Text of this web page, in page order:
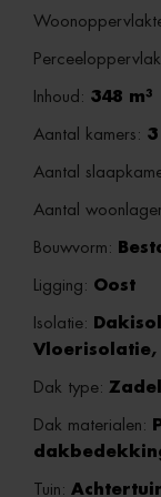
Inhoud: 348 m³
Aantal kamers: 3
Aantal
Aantal
Bouwvorm:
Ligging: Oost
Isolatie:
Vloerisolatie,
Dak type:
Dak materialen:
Tuin: